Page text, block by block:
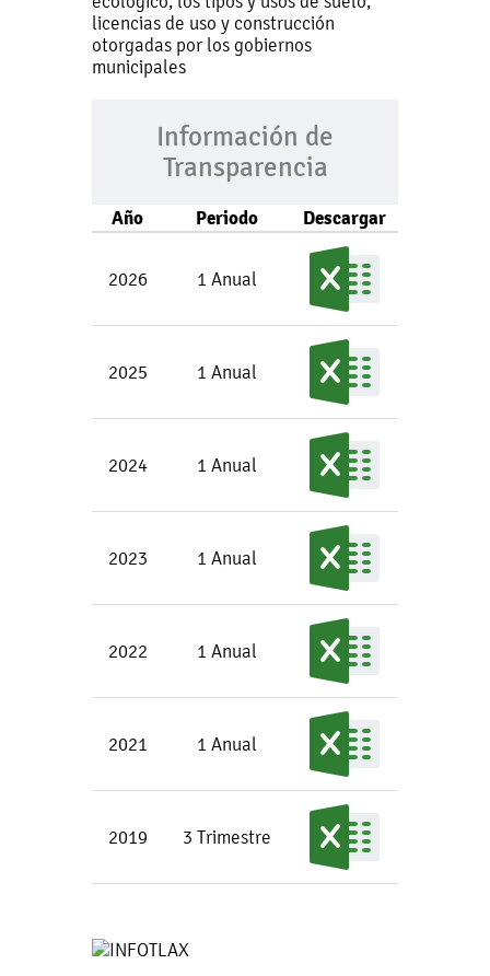
licencias de uso y construcción
otorgadas por los gobiernos
municipales
Información de
Transparencia
Año Periodo Descargar
2026 1 Anual
2025 1 Anual
2024 1 Anual
2023 1 Anual
2022 1 Anual
2021 1 Anual
2019 3 Trimestre